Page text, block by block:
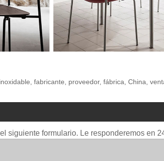
fabricante, proveedor, fábrica, China,
siguiente formulario. Le responderemos en